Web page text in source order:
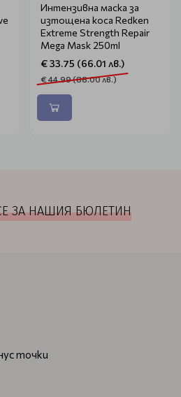
Интензивна маска за
изтощена коса Redken
Extreme Strength Repair
Mega Mask 250ml
€ 33.75 (66.01 лв.)
€ 44.99 (88.00 лв.)
ЗА НАШИЯ БЮЛЕТИН
точки